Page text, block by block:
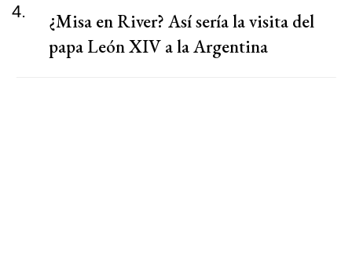
4.
¿Misa en River? Así sería la visita del
papa León XIV a la Argentina